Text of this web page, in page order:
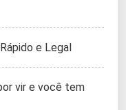
e Legal
vir e você tem